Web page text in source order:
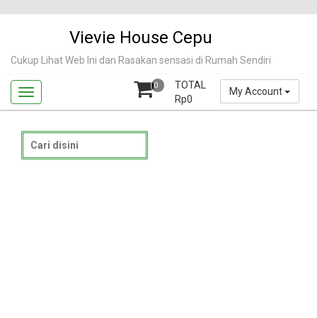
Vievie House Cepu
Cukup Lihat Web Ini dan Rasakan sensasi di Rumah Sendiri
My Account
0
TOTAL
Rp0
for: